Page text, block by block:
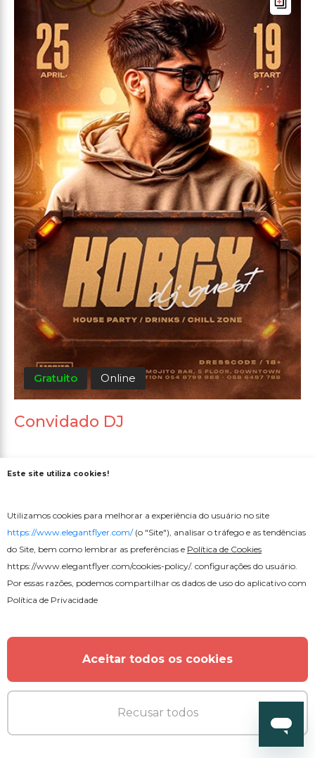
Gratuito Online
Convidado DJ
Este site utiliza cookies!
Utilizamos cookies para melhorar a experiência do usuário no site
https://www.elegantflyer.com/(o "Site"), analisar o tráfego e as tendências
do Site, bem como lembrar as preferências e Política de Cookies
https://www.elegantflyer.com/cookies-policy/. configurações do usuário.
Por essas razões, podemos compartilhar os dados de uso do aplicativo com
Política de Privacidade
Aceitar todos os cookies
Recusar todos